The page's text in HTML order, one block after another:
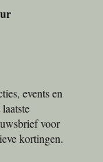
events en
voor
kortingen.